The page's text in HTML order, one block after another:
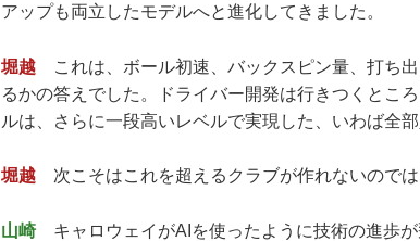
アップも両立したモデルへと進化してきました。
堀越 これは、ボール初速、バックスピン量、打ち
るかの答えでした。ドライバー開発は行きつくとこ
ルは、さらに一段高いレベルで実現した、いわば全部
堀越 次こそはこれを超えるクラブが作れないのでは
山崎キャロウェイがAIを使ったように技術の進歩